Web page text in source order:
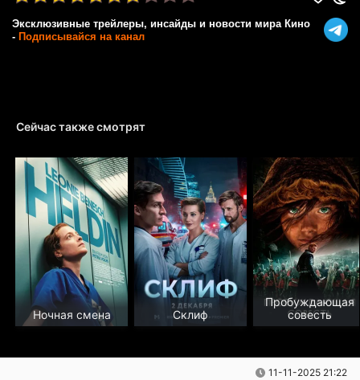
Эксклюзивные трейлеры, инсайды и новости мира Кино
- Подписывайся на канал
Сейчас также смотрят
Ночная смена Склиф
Пробуждающая
совесть
11-11-2025 21:22